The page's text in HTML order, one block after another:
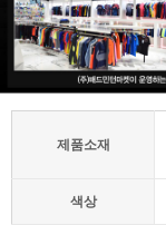
제품소재
색상